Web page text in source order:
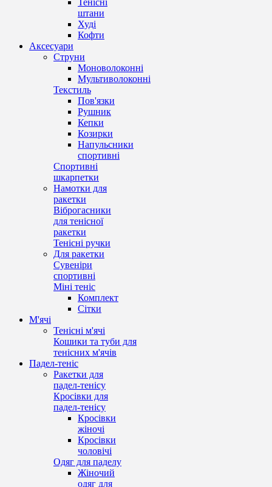
Тенісні
штани
Худі
Кофти
Аксесуари
Струни
Моноволоконні
Мультиволоконні
Текстиль
Пов'язки
Рушник
Кепки
Козирки
Напульсники
спортивні
Спортивні
шкарпетки
Намотки для
ракетки
Віброгасники
для тенісної
ракетки
Тенісні ручки
Для ракетки
Сувеніри
спортивні
Міні теніс
Комплект
Сітки
М'ячі
Тенісні м'ячі
Кошики та туби для
тенісних м'ячів
Падел-теніс
Ракетки для
падел-тенісу
Кросівки для
падел-тенісу
Кросівки
жіночі
Кросівки
чоловічі
Одяг для паделу
Жіночий
одяг для